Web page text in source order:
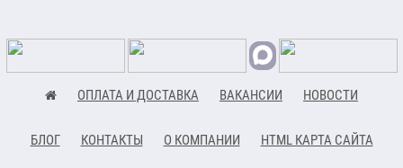
ОПЛАТА И ДОСТАВКА ВАКАНСИИ НОВОСТИ
БЛОГ КОНТАКТЫ О КОМПАНИИ HTML КАРТА САЙТА